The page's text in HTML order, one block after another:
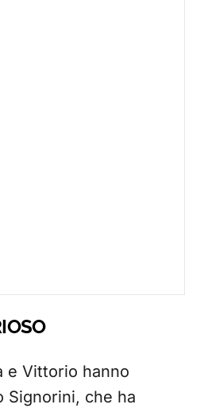
e Vittorio hanno
Signorini, che ha